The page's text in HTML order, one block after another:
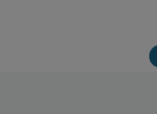
Asociación
QUÉ